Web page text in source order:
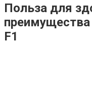
Польза для
F1